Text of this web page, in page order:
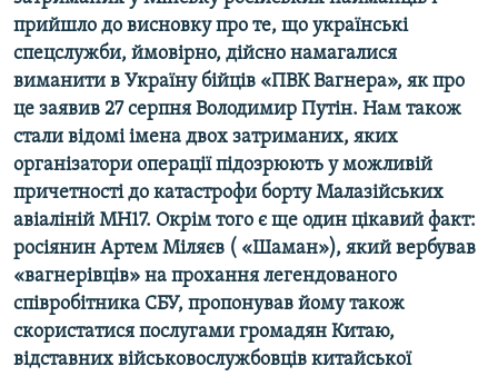
прийшло до висновку про те, що українські
спецслужби, ймовірно, дійсно намагалися
виманити в Україну бійців «ПВК Вагнера», як про
це заявив 27 серпня Володимир Путін. Нам також
стали відомі імена двох затриманих, яких
організатори операції підозрюють у можливій
причетності до катастрофи борту Малазійських
авіаліній MH17. Окрім того є ще один цікавий факт:
росіянин Артем Міляєв ( «Шаман»), який вербував
«вагнерівців» на прохання легендованого
співробітника СБУ, пропонував йому також
скористатися послугами громадян Китаю,
відставних військовослужбовців китайської